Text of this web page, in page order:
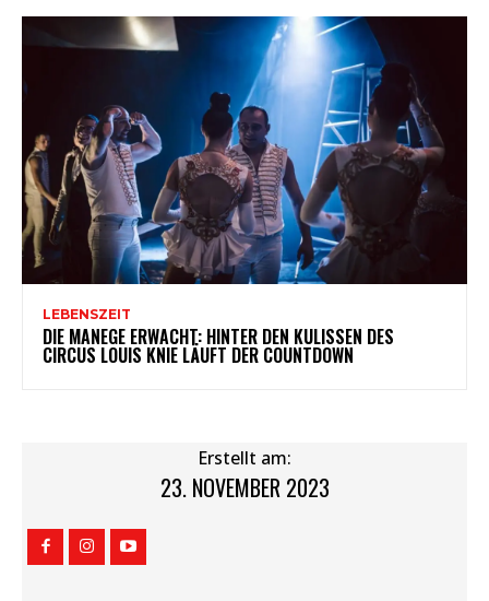
LEBENSZEIT
DIE MANEGE ERWACHT: HINTER DEN KULISSEN DES
CIRCUS LOUIS KNIE LÄUFT DER COUNTDOWN
Erstellt am:
23. NOVEMBER 2023